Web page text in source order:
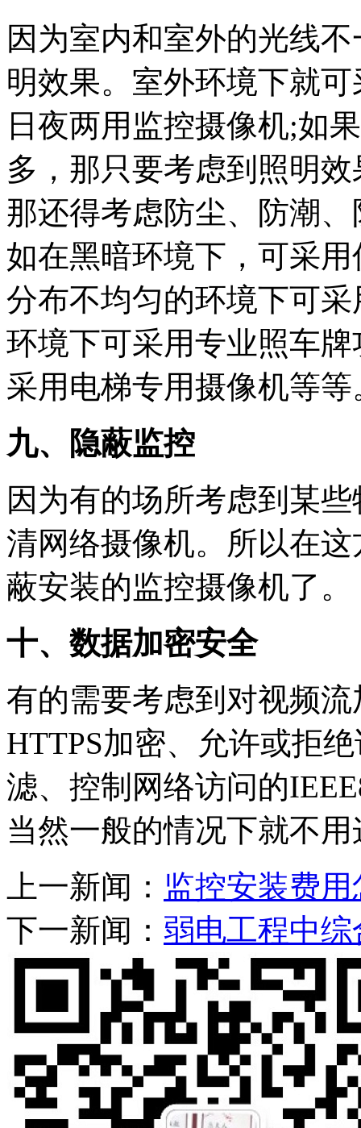
因为室内和室外的光线
明效果。室外环境下就
日夜两用监控摄像机;如
多，那只要考虑到照明
那还得考虑防尘、防潮
如在黑暗环境下，可采
分布不均匀的环境下可
环境下可采用专业照车
采用电梯专用摄像机等等
九、隐蔽监控
因为有的场所考虑到某
清网络摄像机。所以在
蔽安装的监控摄像机了。
十、数据加密安全
有的需要考虑到对视频
HTTPS加密、允许或拒
滤、控制网络访问的
当然一般的情况下就不
上一新闻： 监控安装费
下一新闻： 弱电工程中